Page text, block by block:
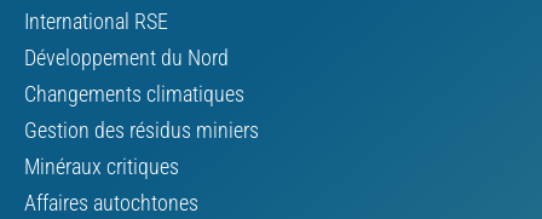
International RSE
Développement du Nord
Changements climatiques
Gestion des résidus miniers
Minéraux critiques
Affaires autochtones